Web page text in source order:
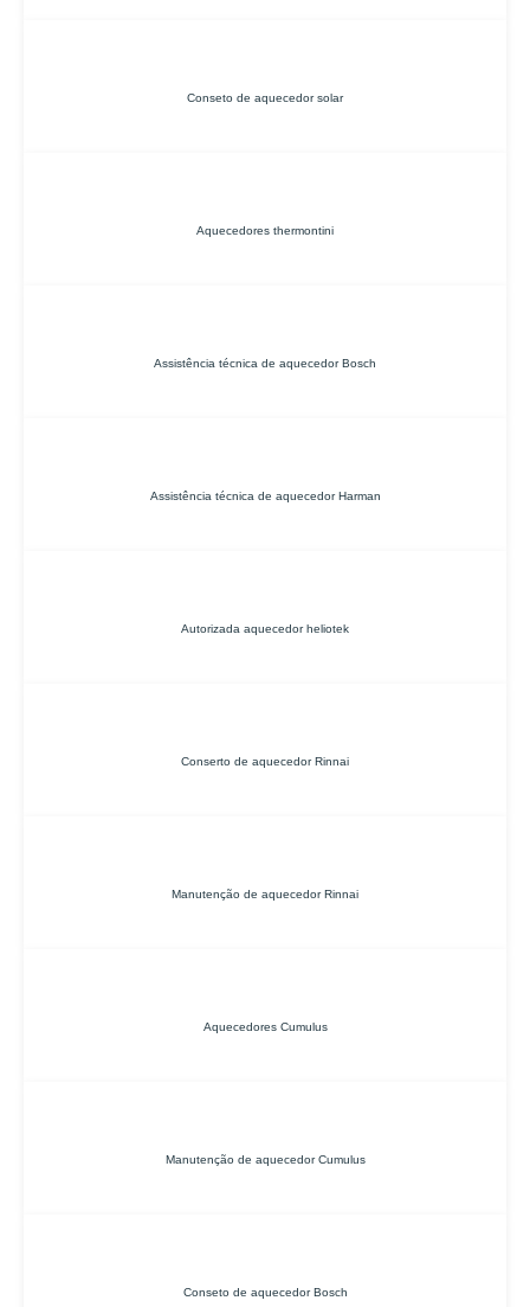
Conseto de aquecedor solar
Aquecedores thermontini
Assistência técnica de aquecedor Bosch
Assistência técnica de aquecedor Harman
Autorizada aquecedor heliotek
Conserto de aquecedor Rinnai
Manutenção de aquecedor Rinnai
Aquecedores Cumulus
Manutenção de aquecedor Cumulus
Conseto de aquecedor Bosch